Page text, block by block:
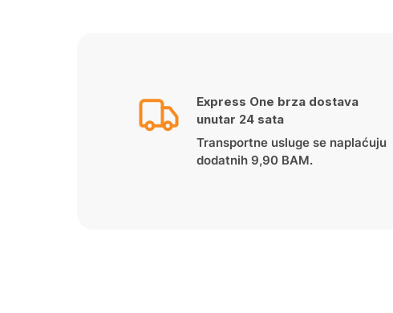
Express One brza dostava
unutar 24 sata
Transportne usluge se naplaćuju
dodatnih 9,90 BAM.